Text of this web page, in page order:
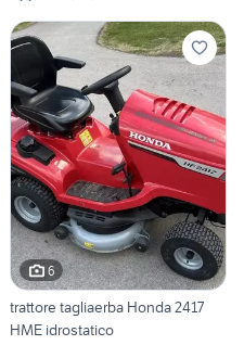
6
trattore tagliaerba Honda 2417
HME idrostatico